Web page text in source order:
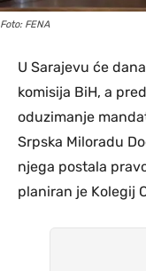
Foto: FENA
U Sarajevu će
komisija BiH, a
oduzimanje
Srpska Miloradu
njega postala
planiran je Kolegij